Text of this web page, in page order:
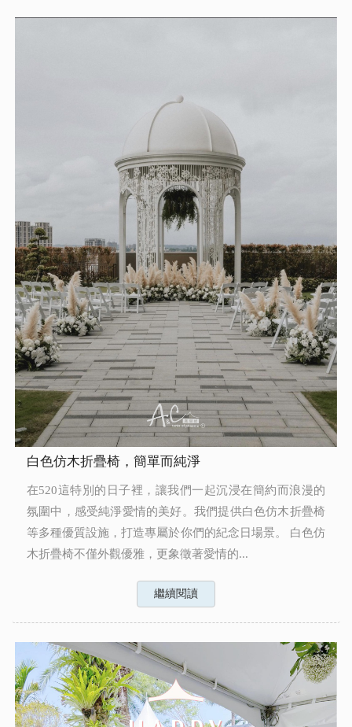
白色仿木折疊椅，簡單而純淨
在520這特別的日子裡，讓我們一起沉浸在簡約而浪漫的
氛圍中，感受純淨愛情的美好。我們提供白色仿木折疊椅
等多種優質設施，打造專屬於你們的紀念日場景。 白色仿
木折疊椅不僅外觀優雅，更象徵著愛情的...
繼續閱讀